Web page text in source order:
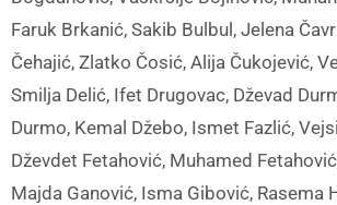
Faruk Brkanić, Sakib Bulbul, Jelena
Čehajić, Zlatko Čosić, Alija Čukojević,
Smilja Delić, Ifet Drugovac, Dževad
Durmo, Kemal Džebo, Ismet Fazlić,
Dževdet Fetahović, Muhamed
Majda Ganović, Isma Gibović, Rasema